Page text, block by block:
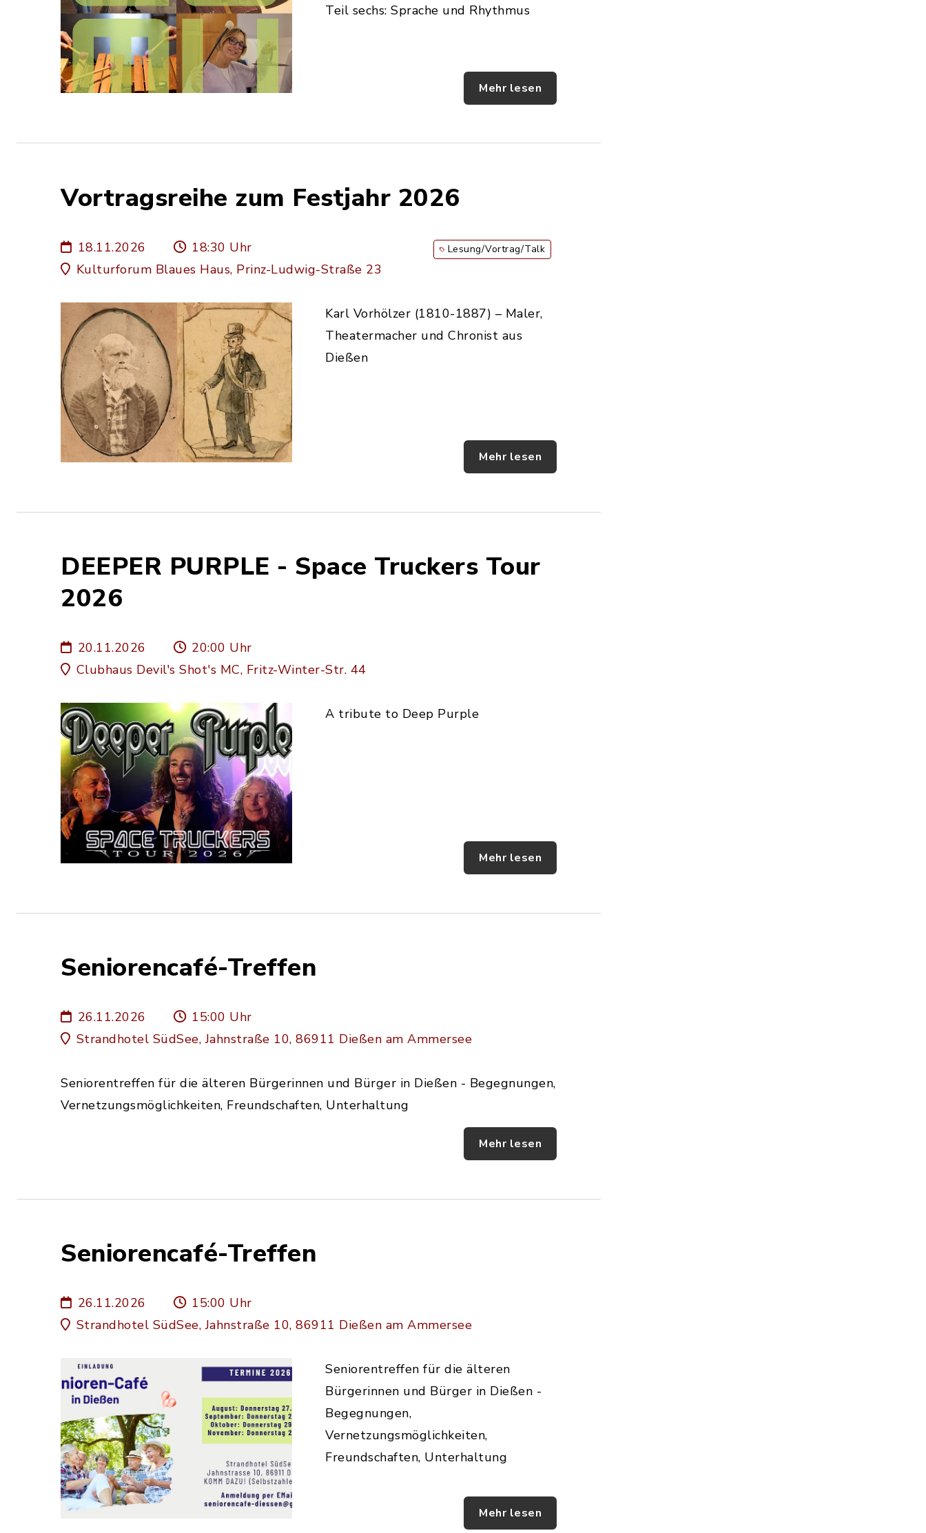
Teil sechs: Sprache und Rhythmus
Mehr lesen
Vortragsreihe zum Festjahr 2026
18.11.2026
18:30 Uhr
Kulturforum Blaues Haus, Prinz-Ludwig-Straße 23
Lesung/Vortrag/Talk
Karl Vorhölzer (1810-1887) – Maler,
Theatermacher und Chronist aus
Dießen
Mehr lesen
DEEPER PURPLE - Space Truckers Tour
2026
20.11.2026
20:00 Uhr
Clubhaus Devil's Shot's MC, Fritz-Winter-Str. 44
A tribute to Deep Purple
Mehr lesen
Seniorencafé-Treffen
26.11.2026
15:00 Uhr
Strandhotel SüdSee, Jahnstraße 10, 86911 Dießen am Ammersee
Seniorentreffen für die älteren Bürgerinnen und Bürger in Dießen - Begegnungen,
Vernetzungsmöglichkeiten, Freundschaften, Unterhaltung
Mehr lesen
Seniorencafé-Treffen
26.11.2026
15:00 Uhr
Strandhotel SüdSee, Jahnstraße 10, 86911 Dießen am Ammersee
Seniorentreffen für die älteren
Bürgerinnen und Bürger in Dießen -
Begegnungen,
Vernetzungsmöglichkeiten,
Freundschaften, Unterhaltung
Mehr lesen